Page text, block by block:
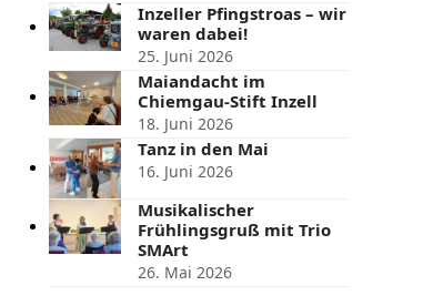
Inzeller Pfingstroas – wir
waren dabei!
25. Juni 2026
Maiandacht im
Chiemgau-Stift Inzell
18. Juni 2026
Tanz in den Mai
16. Juni 2026
Musikalischer
Frühlingsgruß mit Trio
SMArt
26. Mai 2026